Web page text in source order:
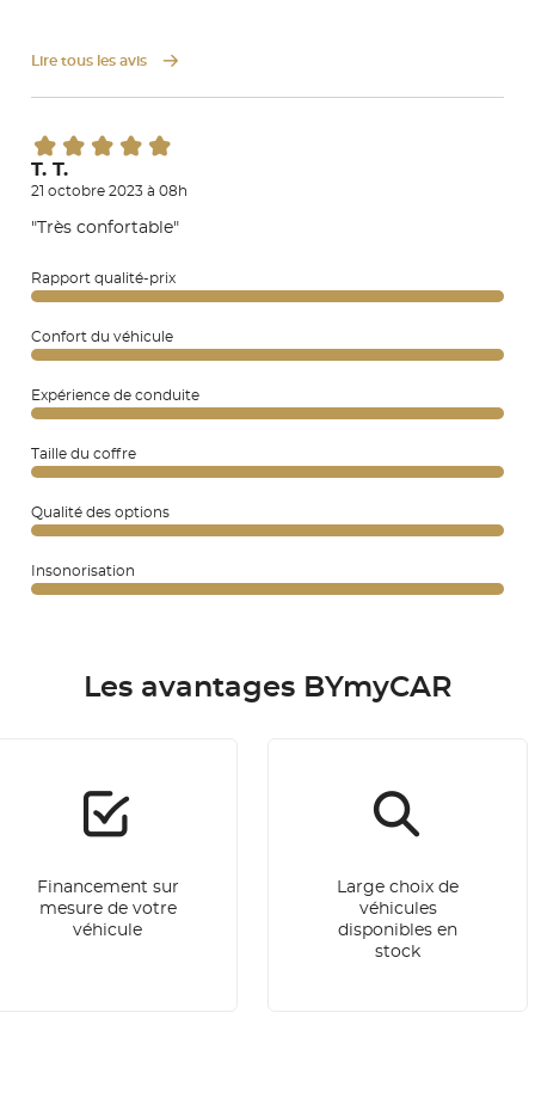
Lire tous les avis
T. T.
21 octobre 2023 à 08h
"Très confortable"
Rapport qualité-prix
Confort du véhicule
Expérience de conduite
Taille du coffre
Qualité des options
Insonorisation
Les avantages BYmyCAR
Financement sur
mesure de votre
véhicule
Large choix de
véhicules
disponibles en
stock